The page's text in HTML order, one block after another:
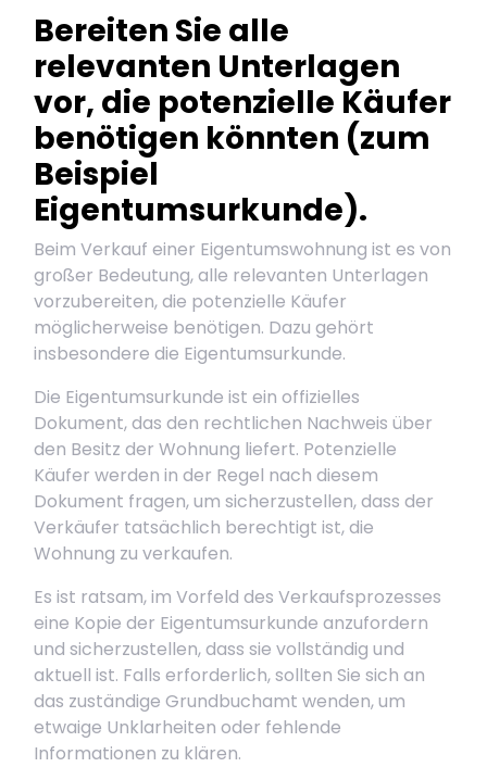
Bereiten Sie alle
relevanten Unterlagen
vor, die potenzielle Käufer
benötigen könnten (zum
Beispiel
Eigentumsurkunde).
Beim Verkauf einer Eigentumswohnung ist es von
großer Bedeutung, alle relevanten Unterlagen
vorzubereiten, die potenzielle Käufer
möglicherweise benötigen. Dazu gehört
insbesondere die Eigentumsurkunde.
Die Eigentumsurkunde ist ein offizielles
Dokument, das den rechtlichen Nachweis über
den Besitz der Wohnung liefert. Potenzielle
Käufer werden in der Regel nach diesem
Dokument fragen, um sicherzustellen, dass der
Verkäufer tatsächlich berechtigt ist, die
Wohnung zu verkaufen.
Es ist ratsam, im Vorfeld des Verkaufsprozesses
eine Kopie der Eigentumsurkunde anzufordern
und sicherzustellen, dass sie vollständig und
aktuell ist. Falls erforderlich, sollten Sie sich an
das zuständige Grundbuchamt wenden, um
etwaige Unklarheiten oder fehlende
Informationen zu klären.